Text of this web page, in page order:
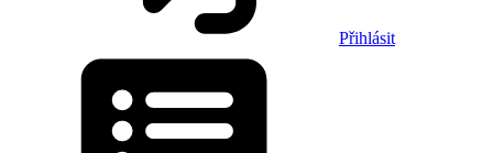
Přihlásit